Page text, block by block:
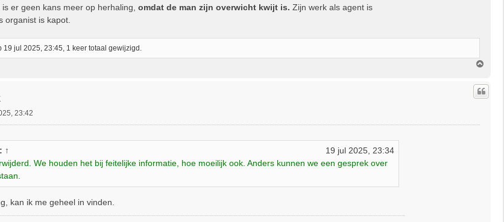
er geen kans meer op herhaling, omdat de man zijn overwicht kwijt is. Zijn werk als agent is
organist is kapot.
19 jul 2025, 23:45, 1 keer totaal gewijzigd.
h
o
23:42
↑
19 jul 2025, 23:34
We houden het bij feitelijke informatie, hoe moeilijk ook. Anders kunnen we een gesprek over
kan ik me geheel in vinden.